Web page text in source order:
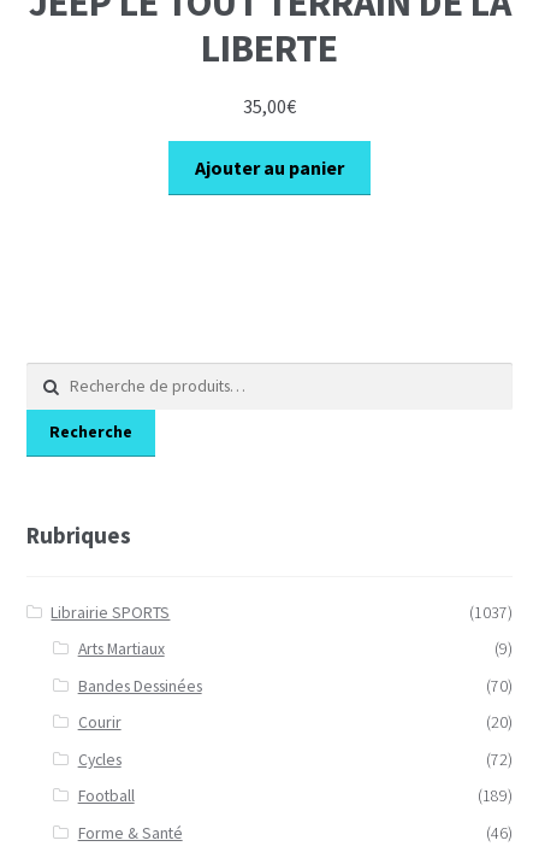
LIBERTE
35,00€
Ajouter au panier
pour :
Recherche
Rubriques
Librairie SPORTS
(1037)
Arts Martiaux
(9)
Bandes Dessinées
(70)
Courir
(20)
Cycles
(72)
Football
(189)
Forme & Santé
(46)